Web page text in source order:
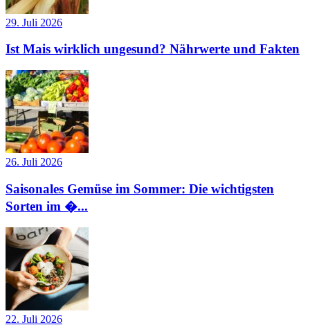
29. Juli 2026
Ist Mais wirklich ungesund? Nährwerte und Fakten
26. Juli 2026
Saisonales Gemüse im Sommer: Die wichtigsten
Sorten im �...
22. Juli 2026